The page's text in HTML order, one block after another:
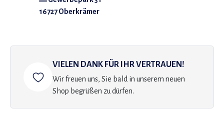
16727 Oberkrämer
VIELEN DANK FÜR IHR VERTRAUEN!
Wir freuen uns, Sie bald in unserem neuen
Shop begrüßen zu dürfen.